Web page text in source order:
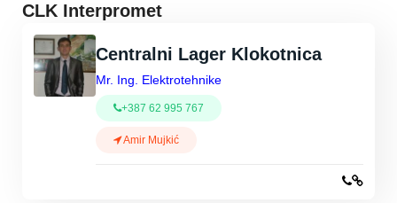
CLK Interpromet
Centralni Lager Klokotnica
Mr. Ing. Elektrotehnike
+387 62 995 767
Amir Mujkić